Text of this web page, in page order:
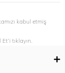
kabul etmiş
tıklayın.